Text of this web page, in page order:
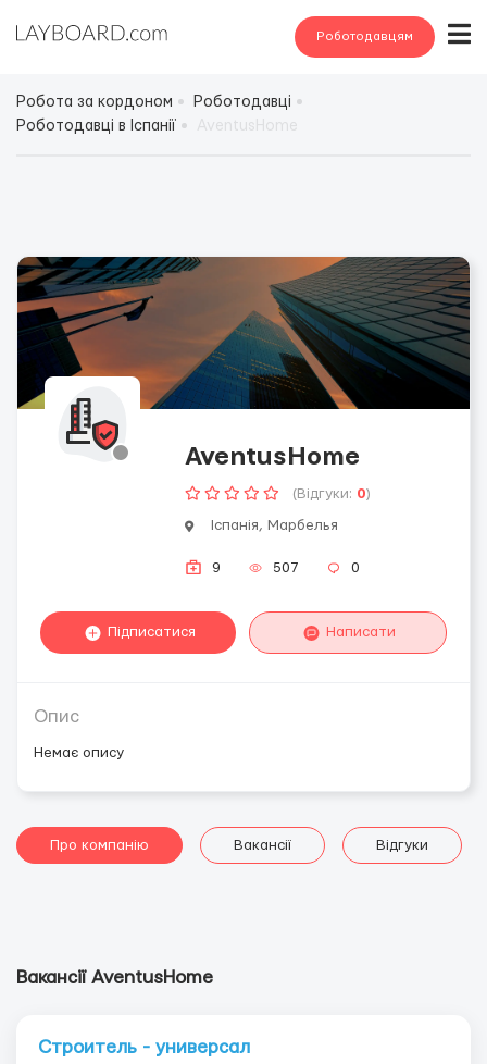
Роботодавцям
Робота за кордоном
Роботодавці
Роботодавці в Іспанії
AventusHome
(Відгуки: 0)
Іспанія, Марбелья
9 507 0
Підписатися Написати
Опис
Немає опису
Про компанію Вакансії Відгуки
Вакансії AventusHome
Строитель - универсал